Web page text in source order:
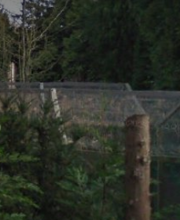
en organisatie